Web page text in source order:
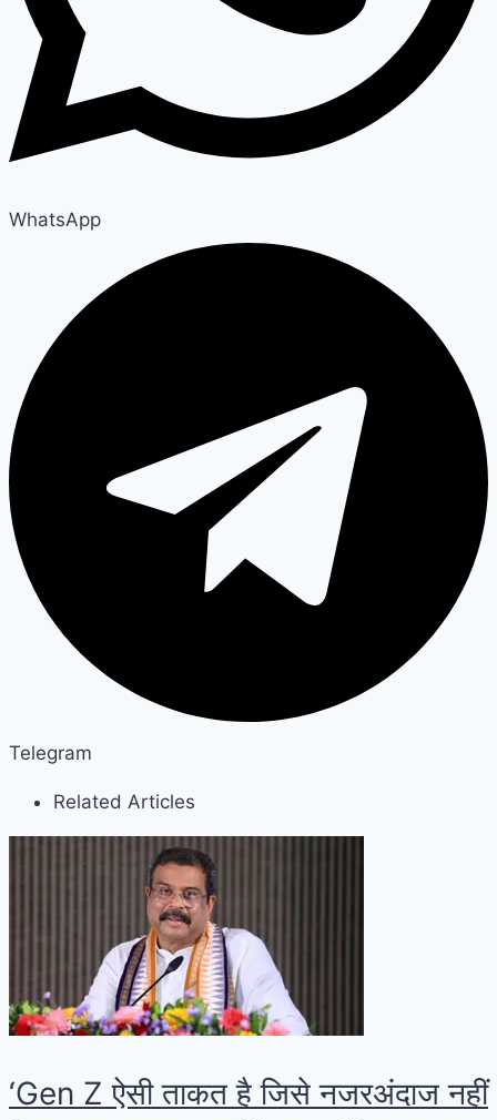
WhatsApp
Telegram
Related Articles
‘Gen Z ऐसी ताकत है जिसे नजरअंदाज नहीं